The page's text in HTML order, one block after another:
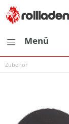
Menü
Zubehör